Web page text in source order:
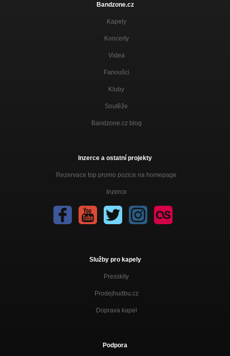
Bandzone.cz
Kapely
Koncerty
Videa
Fanoušci
Kluby
Soutěže
Bandzone.cz blog
Inzerce a ostatní projekty
Rezervace top promo pozice na homepage
Inzerce
Služby pro kapely
Presskity
Prodejhudbu.cz
Doprava kapel
Podpora